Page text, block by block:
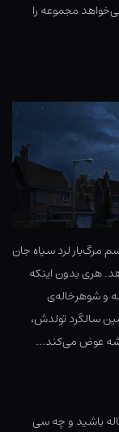
مجموعه را
مرگ‌بار لرد سیاه جان
هری بدون اینکه
و شوهرخاله‌ی
سالگرد تولدش،
عوض می‌کند…
باشید و چه سی